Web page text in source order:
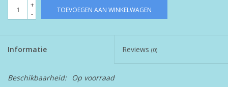
+
-
TOEVOEGEN AAN WINKELWAGEN
Informatie Reviews (0)
Beschikbaarheid: Op voorraad